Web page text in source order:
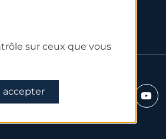
sur ceux que vous
accepter